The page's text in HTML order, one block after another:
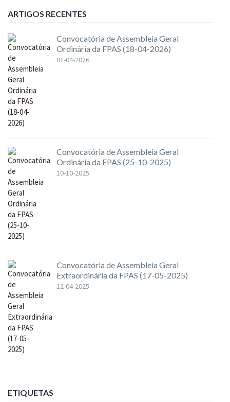
ARTIGOS RECENTES
Convocatória de Assembleia Geral
Ordinária da FPAS (18-04-2026)
01-04-2026
Convocatória de Assembleia Geral
Ordinária da FPAS (25-10-2025)
10-10-2025
Convocatória de Assembleia Geral
Extraordinária da FPAS (17-05-2025)
12-04-2025
ETIQUETAS